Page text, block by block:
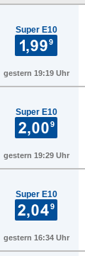
Super E10
gestern 19:19 Uhr
Super E10
gestern 19:29 Uhr
Super E10
gestern 16:34 Uhr